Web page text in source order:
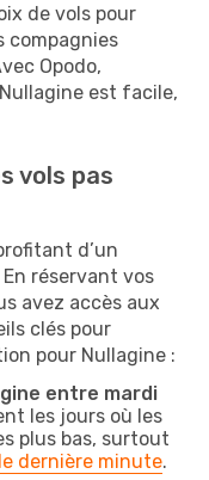
de vols pour
compagnies
Opodo,
est facile,
vols pas
d’un
En réservant vos
avez accès aux
clés pour
pour Nullagine :
entre mardi
les jours où les
plus bas, surtout
dernière minute.